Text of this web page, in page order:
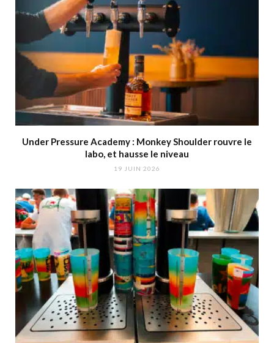
Under Pressure Academy : Monkey Shoulder rouvre le
labo, et hausse le niveau
19 JUIN 2026